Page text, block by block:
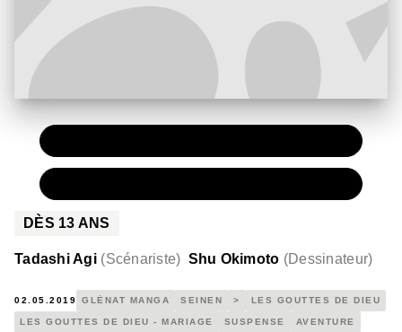
DÈS 13 ANS
Tadashi Agi (Scénariste) Shu Okimoto (Dessinateur)
02.05.2019 GLÉNAT MANGA SEINEN > LES GOUTTES DE DIEU
LES GOUTTES DE DIEU - MARIAGE SUSPENSE AVENTURE